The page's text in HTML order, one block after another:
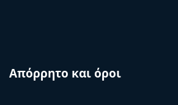
Απόρρητο και όροι